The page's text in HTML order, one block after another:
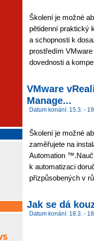
Školení je možné
pětidenní praktický
a schopnosti k
prostředím
dovednosti a
VMware
Manage...
Datum konání: 15.3. -
Školení je možné
zaměřujete na
Automation
k automatizaci
přizpůsobených v
Jak se dá
Datum konání: 18.3. -